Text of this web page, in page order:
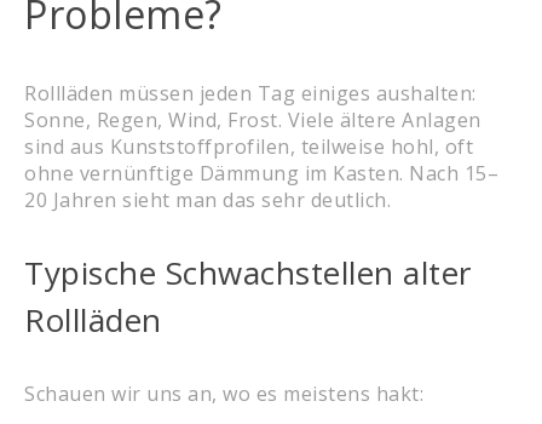
Probleme?
Rollläden müssen jeden Tag einiges aushalten:
Sonne, Regen, Wind, Frost. Viele ältere Anlagen
sind aus Kunststoffprofilen, teilweise hohl, oft
ohne vernünftige Dämmung im Kasten. Nach 15–
20 Jahren sieht man das sehr deutlich.
Typische Schwachstellen alter
Rollläden
Schauen wir uns an, wo es meistens hakt: